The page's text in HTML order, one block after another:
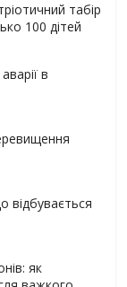
табір
100 дітей
в
відбувається
як